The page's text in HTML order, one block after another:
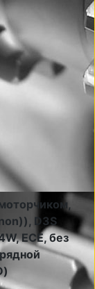
D3S
ECE, без